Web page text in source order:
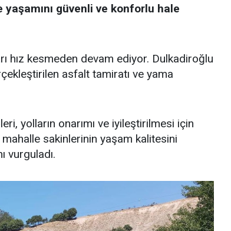
güvenli ve konforlu hale
hız kesmeden devam ediyor. Dulkadiroğlu
asfalt tamiratı ve yama
yolların onarımı ve iyileştirilmesi için
mahalle sakinlerinin yaşam kalitesini
vurguladı.